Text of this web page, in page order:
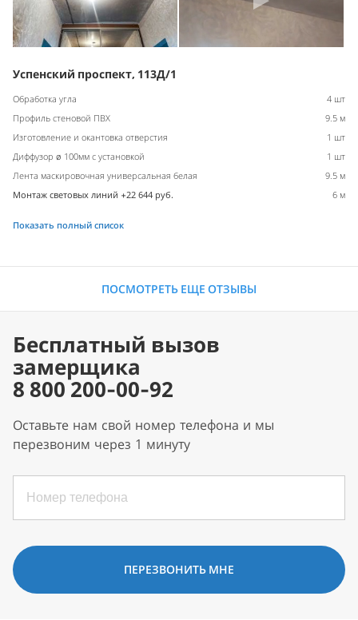
Успенский проспект, 113Д/1
Обработка угла
4 шт
Профиль стеновой ПВХ
9.5 м
Изготовление и окантовка отверстия
1 шт
Диффузор ø 100мм с установкой
1 шт
Лента маскировочная универсальная белая
9.5 м
Монтаж световых линий +22 644 руб.
6 м
Показать полный список
ПОСМОТРЕТЬ ЕЩЕ ОТЗЫВЫ
Бесплатный вызов
замерщика
8 800 200-00-92
Оставьте нам свой номер телефона и мы
перезвоним через 1 минуту
ПЕРЕЗВОНИТЬ МНЕ